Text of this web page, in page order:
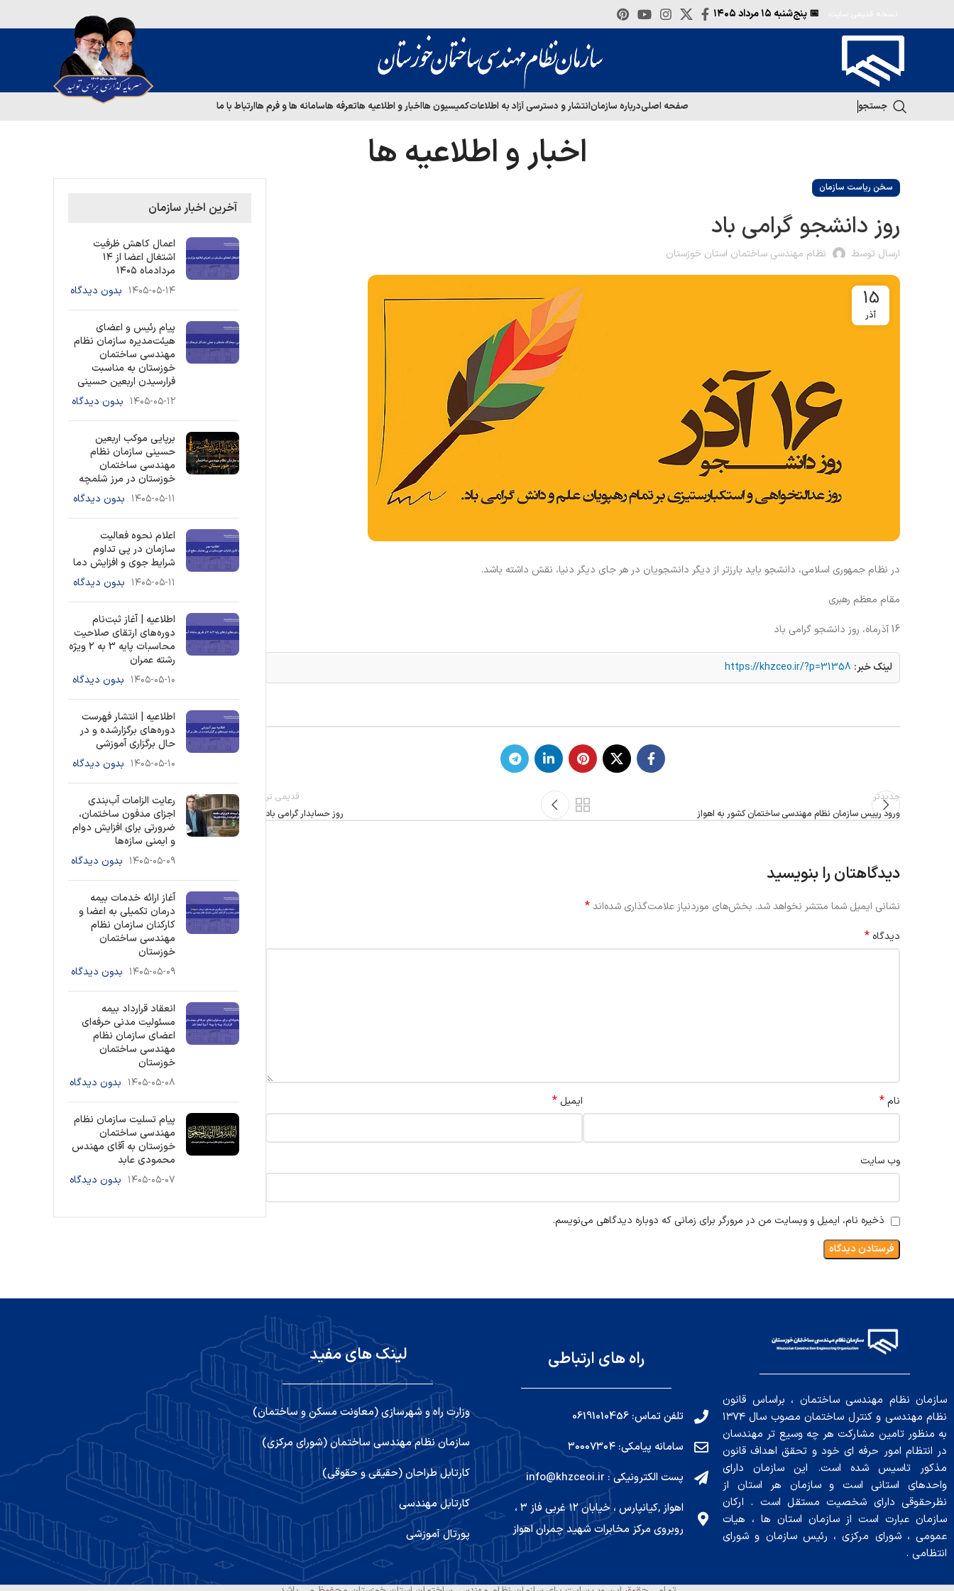
📅 پنج‌شنبه
جستجو صفحه اصلیدرباره سازمانانتشار و دسترسی آزاد به اطلاعاتکمیسیون هااخبار و اطلاعیه هاتعرفه هاسامانه ها و فرم هاارتباط با ما
اخبار و اطلاعیه ها
سخن ریاست سازمان
روز دانشجو گرامی باد
ارسال توسط نظام مهندسی ساختمان استان خوزستان
15
آذر
در نظام جمهوری اسلامی، دانشجو باید بارزتر از دیگر دانشجویان در هر جای دیگر دنیا، نقش داشته باشد.
مقام معظم رهبری
16 آذرماه، روز دانشجو گرامی باد
لینک خبر: https://khzceo.ir/?p=31358
جدیدتر
ورود رییس سازمان نظام مهندسی ساختمان کشور به اهواز
قدیمی تر
روز حسابدار گرامی باد
دیدگاهتان را بنویسید
نشانی ایمیل شما منتشر نخواهد شد. بخش‌های موردنیاز علامت‌گذاری شده‌اند*
دیدگاه *
نام* ایمیل *
وب‌ سایت
ذخیره نام، ایمیل و وبسایت من در مرورگر برای زمانی که دوباره دیدگاهی می‌نویسم.
آخرین اخبار سازمان
اعمال کاهش ظرفیت
اشتغال اعضا از ۱۴
مردادماه ۱۴۰۵
۱۴۰۵-۰۵-۱۴ بدون دیدگاه
پیام رئیس و اعضای
هیئت‌مدیره سازمان نظام
مهندسی ساختمان
خوزستان به مناسبت
فرارسیدن اربعین حسینی
۱۴۰۵-۰۵-۱۲ بدون دیدگاه
برپایی موکب اربعین
حسینی سازمان نظام
مهندسی ساختمان
خوزستان در مرز شلمچه
۱۴۰۵-۰۵-۱۱ بدون دیدگاه
اعلام نحوه فعالیت
سازمان در پی تداوم
شرایط جوی و افزایش دما
۱۴۰۵-۰۵-۱۱ بدون دیدگاه
اطلاعیه | آغاز ثبت‌نام
دوره‌های ارتقای صلاحیت
محاسبات پایه 3 به ۲ ویژه
رشته عمران
۱۴۰۵-۰۵-۱۰ بدون دیدگاه
اطلاعیه | انتشار فهرست
دوره‌های برگزارشده و در
حال برگزاری آموزشی
۱۴۰۵-۰۵-۱۰ بدون دیدگاه
رعایت الزامات آب‌بندی
اجزای مدفون ساختمان،
ضرورتی برای افزایش دوام
و ایمنی سازه‌ها
۱۴۰۵-۰۵-۰۹ بدون دیدگاه
آغاز ارائه خدمات بیمه
درمان تکمیلی به اعضا و
کارکنان سازمان نظام
مهندسی ساختمان
خوزستان
۱۴۰۵-۰۵-۰۹ بدون دیدگاه
انعقاد قرارداد بیمه
مسئولیت مدنی حرفه‌ای
اعضای سازمان نظام
مهندسی ساختمان
خوزستان
۱۴۰۵-۰۵-۰۸ بدون دیدگاه
پیام تسلیت سازمان نظام
مهندسی ساختمان
خوزستان به آقای مهندس
محمودی عابد
۱۴۰۵-۰۵-۰۷ بدون دیدگاه
سازمان نظام مهندسی ساختمان ، براساس قانون
نظام مهندسی و کنترل ساختمان مصوب سال ۱۳۷۴
به منظور تامین مشارکت هر چه وسیع تر مهندسان
در انتظام امور حرفه ای خود و تحقق اهداف قانون
مذکور تاسیس شده است. این سازمان دارای
واحدهای استانی است و سازمان هر استان از
نظرحقوقی دارای شخصیت مستقل است . ارکان
سازمان عبارت است از سازمان استان ها ، هیات
عمومی ، شورای مرکزی ، رئیس سازمان و شورای
انتظامی .
راه های ارتباطی
تلفن تماس: 06191010456
سامانه پیامکی: ۳۰۰۰۷۳۰۴
پست الکترونیکی : info@khzceoi.ir
اهواز ,کیانپارس ، خیابان ۱۲ غربی فاز ۳ ،
روبروی مرکز مخابرات شهید چمران اهواز
لینک های مفید
وزارت راه و شهرسازی (معاونت مسکن و ساختمان)
سازمان نظام مهندسی ساختمان (شورای مرکزی)
کارتابل طراحان (حقیقی و حقوقی)
کارتابل مهندسی
پورتال آموزشی